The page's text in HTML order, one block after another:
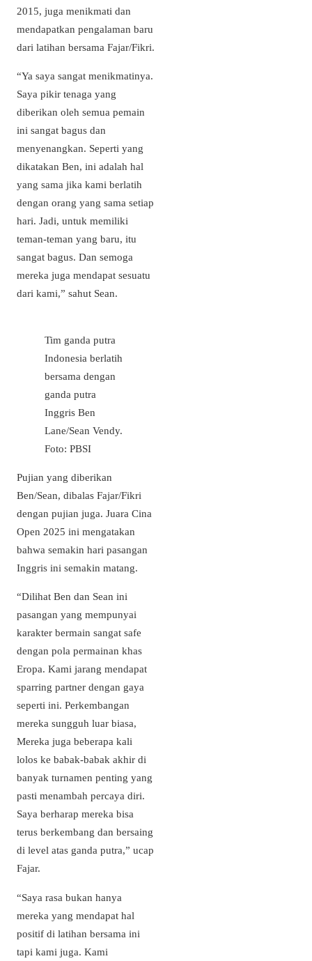
2015, juga menikmati dan
mendapatkan pengalaman baru
dari latihan bersama Fajar/Fikri.
“Ya saya sangat menikmatinya.
Saya pikir tenaga yang
diberikan oleh semua pemain
ini sangat bagus dan
menyenangkan. Seperti yang
dikatakan Ben, ini adalah hal
yang sama jika kami berlatih
dengan orang yang sama setiap
hari. Jadi, untuk memiliki
teman-teman yang baru, itu
sangat bagus. Dan semoga
mereka juga mendapat sesuatu
dari kami,” sahut Sean.
Tim ganda putra
Indonesia berlatih
bersama dengan
ganda putra
Inggris Ben
Lane/Sean Vendy.
Foto: PBSI
Pujian yang diberikan
Ben/Sean, dibalas Fajar/Fikri
dengan pujian juga. Juara Cina
Open 2025 ini mengatakan
bahwa semakin hari pasangan
Inggris ini semakin matang.
“Dilihat Ben dan Sean ini
pasangan yang mempunyai
karakter bermain sangat safe
dengan pola permainan khas
Eropa. Kami jarang mendapat
sparring partner dengan gaya
seperti ini. Perkembangan
mereka sungguh luar biasa,
Mereka juga beberapa kali
lolos ke babak-babak akhir di
banyak turnamen penting yang
pasti menambah percaya diri.
Saya berharap mereka bisa
terus berkembang dan bersaing
di level atas ganda putra,” ucap
Fajar.
“Saya rasa bukan hanya
mereka yang mendapat hal
positif di latihan bersama ini
tapi kami juga. Kami